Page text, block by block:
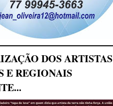
DOS ARTISTAS
E REGIONAIS